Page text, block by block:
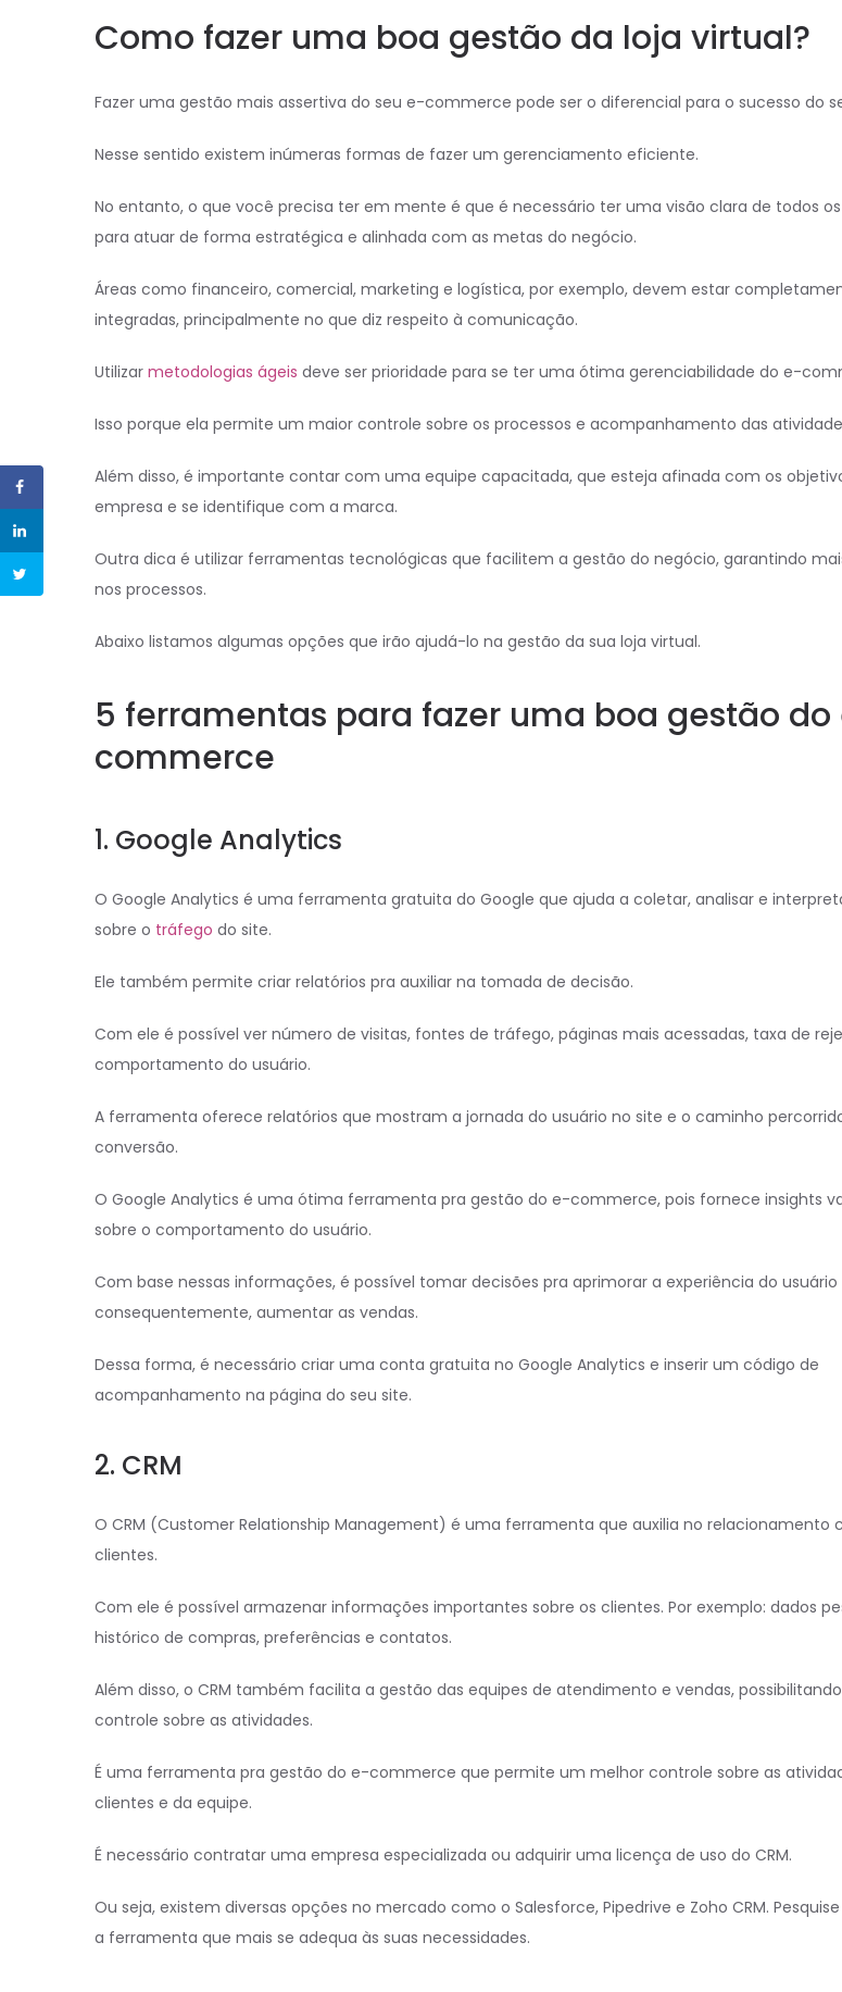
Como fazer uma boa gestão da loja virtual?
Fazer uma gestão mais assertiva do seu e-commerce pode ser o diferencial para o sucesso do
Nesse sentido existem inúmeras formas de fazer um gerenciamento eficiente.
No entanto, o que você precisa ter em mente é que é necessário ter uma visão clara de todos
para atuar de forma estratégica e alinhada com as metas do negócio.
Áreas como financeiro, comercial, marketing e logística, por exemplo, devem estar
integradas, principalmente no que diz respeito à comunicação.
Utilizar metodologias ágeis deve ser prioridade para se ter uma ótima gerenciabilidade do e-
Isso porque ela permite um maior controle sobre os processos e acompanhamento das
Além disso, é importante contar com uma equipe capacitada, que esteja afinada com os
empresa e se identifique com a marca.
Outra dica é utilizar ferramentas tecnológicas que facilitem a gestão do negócio, garantindo
nos processos.
Abaixo listamos algumas opções que irão ajudá-lo na gestão da sua loja virtual.
5 ferramentas para fazer uma boa gestão
commerce
1. Google Analytics
O Google Analytics é uma ferramenta gratuita do Google que ajuda a coletar, analisar e
sobre o tráfego do site.
Ele também permite criar relatórios pra auxiliar na tomada de decisão.
Com ele é possível ver número de visitas, fontes de tráfego, páginas mais acessadas, taxa de
comportamento do usuário.
A ferramenta oferece relatórios que mostram a jornada do usuário no site e o caminho
conversão.
O Google Analytics é uma ótima ferramenta pra gestão do e-commerce, pois fornece insights
sobre o comportamento do usuário.
Com base nessas informações, é possível tomar decisões pra aprimorar a experiência do usuário
consequentemente, aumentar as vendas.
Dessa forma, é necessário criar uma conta gratuita no Google Analytics e inserir um código de
acompanhamento na página do seu site.
2. CRM
O CRM (Customer Relationship Management) é uma ferramenta que auxilia no relacionamento
clientes.
Com ele é possível armazenar informações importantes sobre os clientes. Por exemplo: dados
histórico de compras, preferências e contatos.
Além disso, o CRM também facilita a gestão das equipes de atendimento e vendas,
controle sobre as atividades.
É uma ferramenta pra gestão do e-commerce que permite um melhor controle sobre as
clientes e da equipe.
É necessário contratar uma empresa especializada ou adquirir uma licença de uso do CRM.
Ou seja, existem diversas opções no mercado como o Salesforce, Pipedrive e Zoho CRM.
a ferramenta que mais se adequa às suas necessidades.